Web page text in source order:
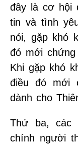
đây là cơ hội
tin và tình
nói, gặp khó
đó mới
Khi gặp khó
điều đó mới
dành cho
Thứ ba, các
chính người